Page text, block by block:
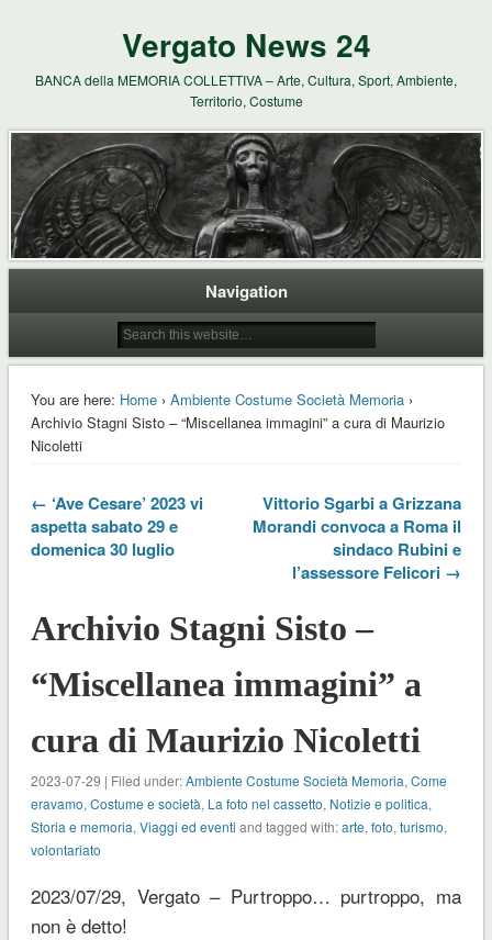
Vergato News 24
BANCA della MEMORIA COLLETTIVA – Arte, Cultura, Sport, Ambiente,
Territorio, Costume
Navigation
You are here: Home› Ambiente Costume Società Memoria›
Archivio Stagni Sisto – “Miscellanea immagini” a cura di Maurizio
Nicoletti
← ‘Ave Cesare’ 2023 vi
aspetta sabato 29 e
domenica 30 luglio
Vittorio Sgarbi a Grizzana
Morandi convoca a Roma il
sindaco Rubini e
l’assessore Felicori →
Archivio Stagni Sisto –
“Miscellanea immagini” a
cura di Maurizio Nicoletti
2023-07-29 | Filed under:Ambiente Costume Società Memoria, Come
eravamo, Costume e società, La foto nel cassetto, Notizie e politica,
Storia e memoria, Viaggi ed eventi and tagged with:arte, foto, turismo,
volontariato
2023/07/29, Vergato – Purtroppo… purtroppo, ma
non è detto!